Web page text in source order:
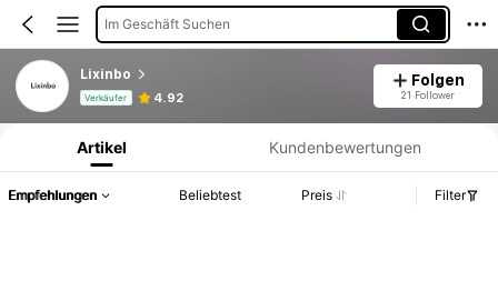
Im Geschäft Suchen
Lixinbo
Verkäufer 4.92
Folgen
21 Follower
Produktinformation: Preisangabe, Verkaufs- und Lagerbestandsdetails.
Artikel Kundenbewertungen
Empfehlungen Beliebtest Preis Filter